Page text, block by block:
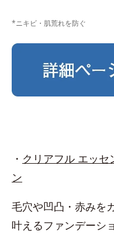
*ニキビ・肌荒れを防ぐ
・ クリアフル エッセ
ン
毛穴や凹凸・赤みを
叶えるファンデーシ